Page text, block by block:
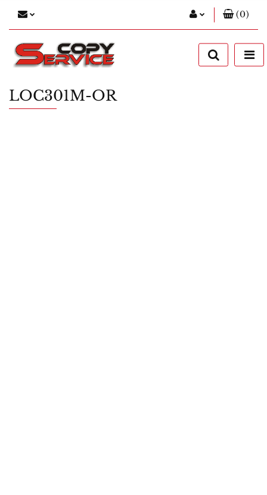
Zaloguj się
Zarejestruj się
(0)
LOC301M-OR